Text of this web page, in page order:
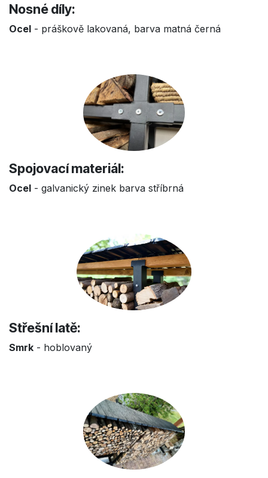
Nosné díly:
Ocel - práškově lakovaná, barva matná černá
Spojovací materiál:
Ocel - galvanický zinek barva stříbrná
Střešní latě:
Smrk - hoblovaný